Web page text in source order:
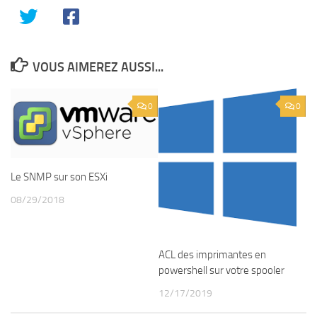
VOUS AIMEREZ AUSSI...
0
Le SNMP sur son ESXi
08/29/2018
0
ACL des imprimantes en
powershell sur votre spooler
12/17/2019